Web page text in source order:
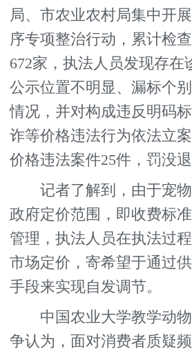
局、市农业农村局集中开
序专项整治行动，累计检
672家，执法人员发现存在
公示位置不明显、漏标个
情况，并对构成违反明码
诈等价格违法行为依法立
价格违法案件25件，罚没退
记者了解到，由于宠物
政府定价范围，即收费标
管理，执法人员在执法过
市场定价，寄希望于通过
手段来实现自发调节。
中国农业大学教学动物
争认为，面对消费者质疑